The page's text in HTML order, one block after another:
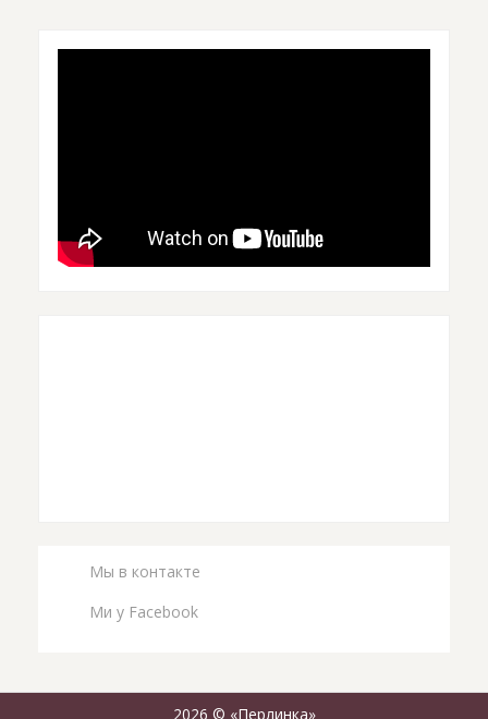
Мы в контакте
Ми у Facebook
2026 © «Перлинка»